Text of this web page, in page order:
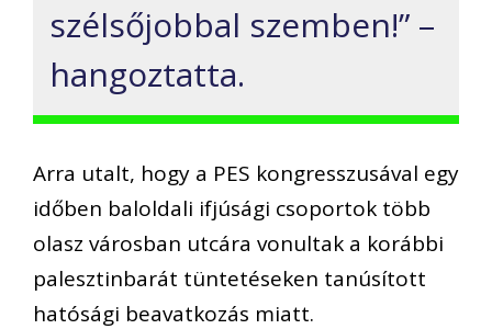
szélsőjobbal szemben!” –
hangoztatta.
Arra utalt, hogy a PES kongresszusával egy
időben baloldali ifjúsági csoportok több
olasz városban utcára vonultak a korábbi
palesztinbarát tüntetéseken tanúsított
hatósági beavatkozás miatt.